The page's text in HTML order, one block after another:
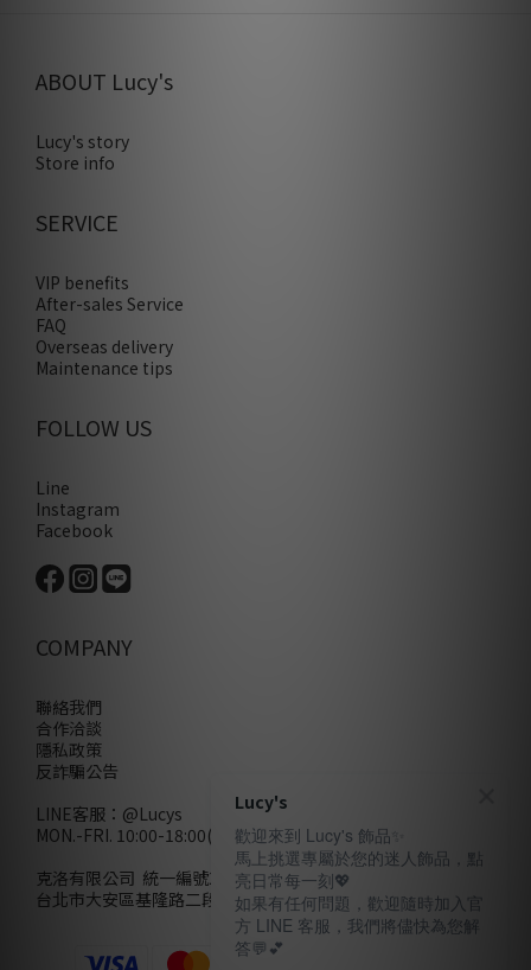
ABOUT Lucy's
Lucy's story
Store info
SERVICE
VIP benefits
After-sales Service
FAQ
Overseas delivery
Maintenance tips
FOLLOW US
Line
Instagram
Facebook
COMPANY
聯絡我們
合作洽談
隱私政策
反詐騙公告
LINE客服： @Lucys
MON.-FRI. 10:00-18:00(不含例假日)
克洛有限公司 統一編號28858320
台北市大安區基隆路二段110號10樓
Lucy's
歡迎來到 Lucy's 飾品✨
馬上挑選專屬於您的迷人飾品，點
亮日常每一刻💖
如果有任何問題，歡迎隨時加入官
方 LINE 客服，我們將儘快為您解
答💬💕